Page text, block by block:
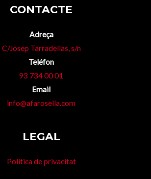
CONTACTE
Adreça
C/Josep Tarradellas, s/n
Teléfon
93 734 00 01
Email
info@afarosella.com
LEGAL
Política de privacitat